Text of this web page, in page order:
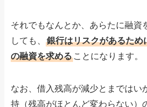
それでもなんとか、あらたに融資
しても、銀行はリスクがあるため
の融資を求めることになります。
なお、借入残高が減少とまではい
持（残高がほとんど変わらない）